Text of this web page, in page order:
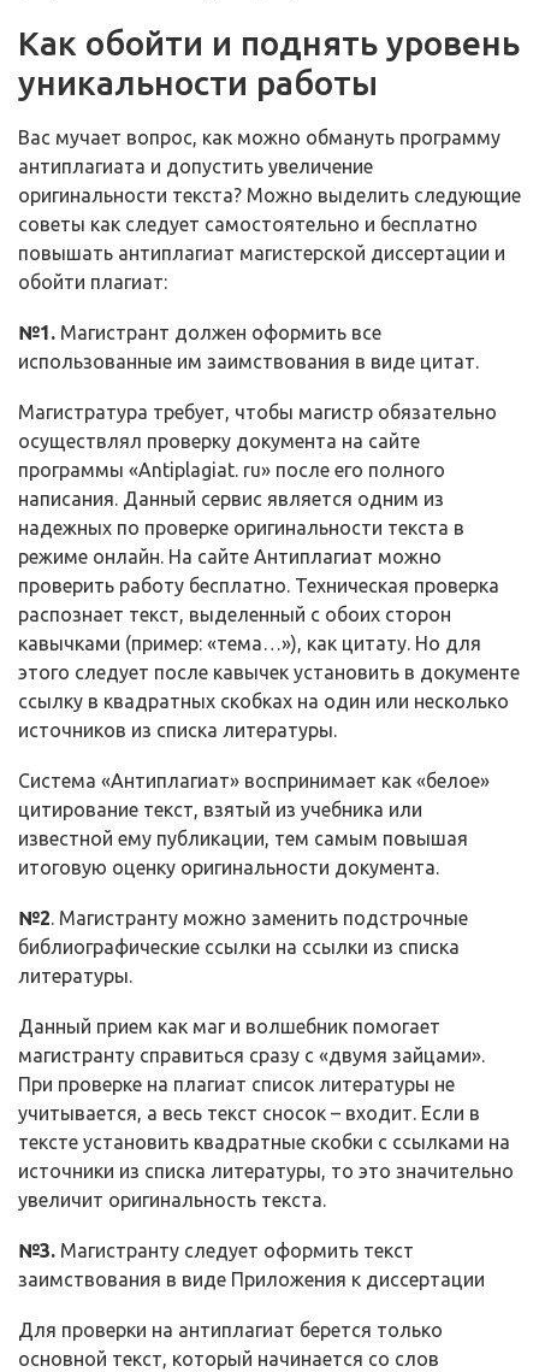
Как обойти и поднять уровень
уникальности работы
Вас мучает вопрос, как можно обмануть программу
антиплагиата и допустить увеличение
оригинальности текста? Можно выделить следующие
советы как следует самостоятельно и бесплатно
повышать антиплагиат магистерской диссертации и
обойти плагиат:
№1. Магистрант должен оформить все
использованные им заимствования в виде цитат.
Магистратура требует, чтобы магистр обязательно
осуществлял проверку документа на сайте
программы «Antiplagiat. ru» после его полного
написания. Данный сервис является одним из
надежных по проверке оригинальности текста в
режиме онлайн. На сайте Антиплагиат можно
проверить работу бесплатно. Техническая проверка
распознает текст, выделенный с обоих сторон
кавычками (пример: «тема…»), как цитату. Но для
этого следует после кавычек установить в документе
ссылку в квадратных скобках на один или несколько
источников из списка литературы.
Система «Антиплагиат» воспринимает как «белое»
цитирование текст, взятый из учебника или
известной ему публикации, тем самым повышая
итоговую оценку оригинальности документа.
№2. Магистранту можно заменить подстрочные
библиографические ссылки на ссылки из списка
литературы.
Данный прием как маг и волшебник помогает
магистранту справиться сразу с «двумя зайцами».
При проверке на плагиат список литературы не
учитывается, а весь текст сносок – входит. Если в
тексте установить квадратные скобки с ссылками на
источники из списка литературы, то это значительно
увеличит оригинальность текста.
№3. Магистранту следует оформить текст
заимствования в виде Приложения к диссертации
Для проверки на антиплагиат берется только
основной текст, который начинается со слов